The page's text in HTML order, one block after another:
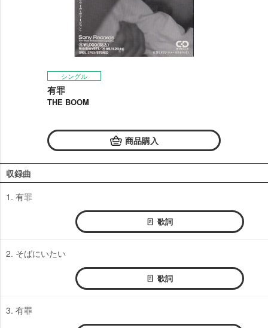
シングル
有罪
THE BOOM
商品購入
収録曲
1. 有罪
歌詞
2. そばにいたい
歌詞
3. 有罪